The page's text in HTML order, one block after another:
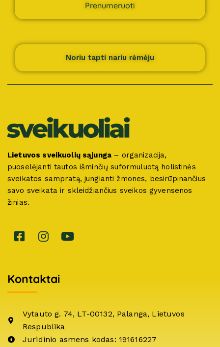
Prenumeruoti
Noriu tapti nariu rėmėju
Lietuvos sveikuolių sąjunga – organizacija,
puoselėjanti tautos išminčių suformuluotą holistinės
sveikatos sampratą, jungianti žmones, besirūpinančius
savo sveikata ir skleidžiančius sveikos gyvensenos
žinias.
Kontaktai
Vytauto g. 74, LT-00132, Palanga, Lietuvos
Respublika
Juridinio asmens kodas: 191616227